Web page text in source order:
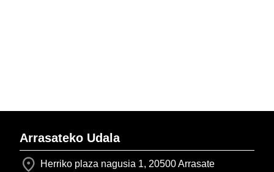
Arrasateko Udala
Herriko plaza nagusia 1, 20500 Arrasate